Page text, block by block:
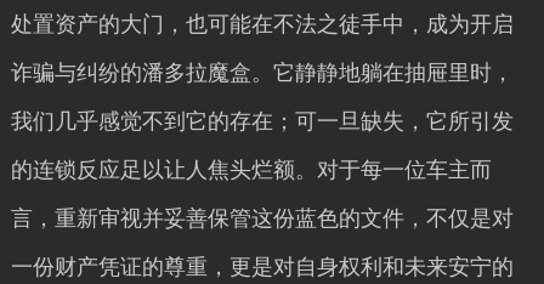
处置资产的大门，也可能在不法之徒手中，成为开启
诈骗与纠纷的潘多拉魔盒。它静静地躺在抽屉里时，
我们几乎感觉不到它的存在；可一旦缺失，它所引发
的连锁反应足以让人焦头烂额。对于每一位车主而
言，重新审视并妥善保管这份蓝色的文件，不仅是对
一份财产凭证的尊重，更是对自身权利和未来安宁的